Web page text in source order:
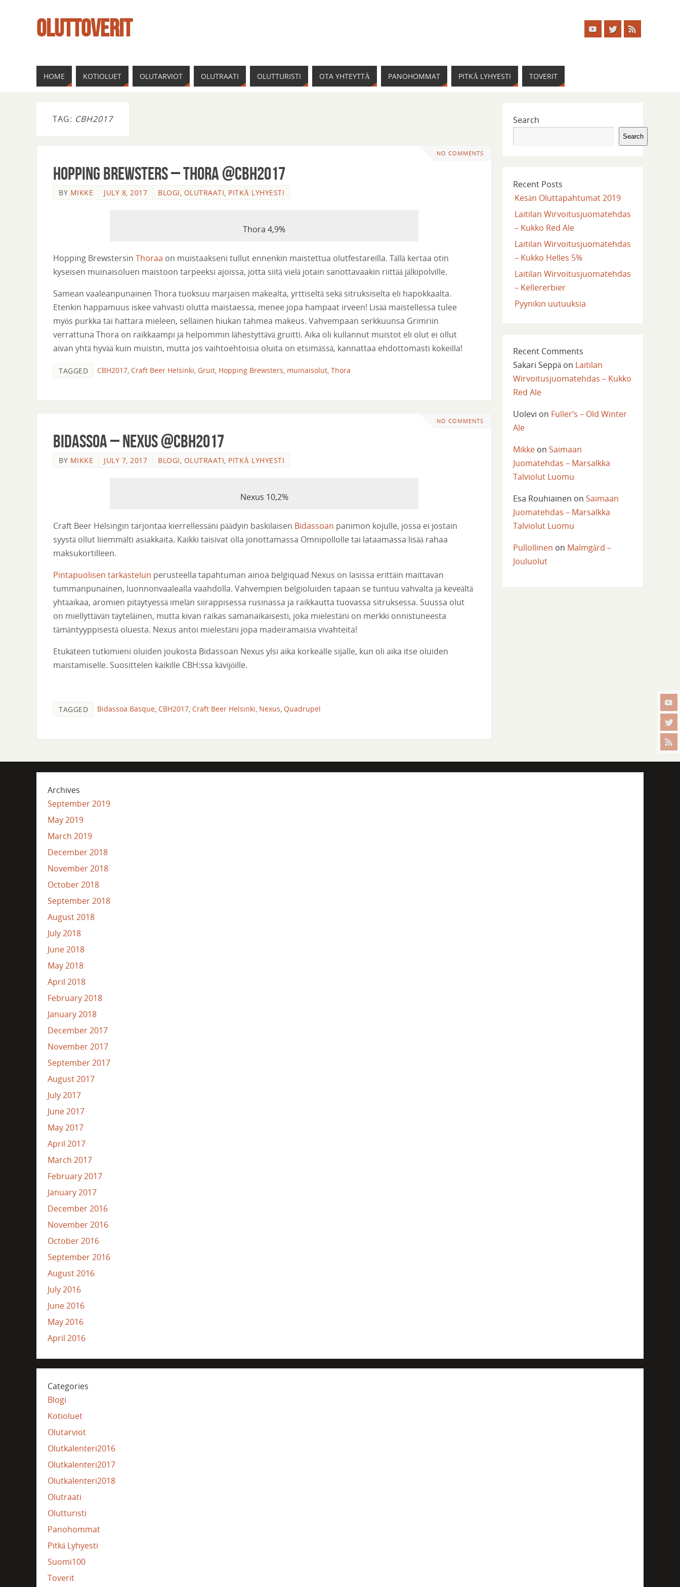
OLUTTOVERIT
HOME KOTIOLUET OLUTARVIOT OLUTRAATI OLUTTURISTI OTA YHTEYTTÄ PANOHOMMAT PITKÄ LYHYESTI TOVERIT
TAG: CBH2017
NO COMMENTS
Hopping Brewsters – Thora @CBH2017
BY MIKKE JULY 8, 2017 BLOGI, OLUTRAATI, PITKÄ LYHYESTI
Thora 4,9%
Hopping Brewstersin Thoraa on muistaakseni tullut ennenkin maistettua olutfestareilla. Tällä kertaa otin
kyseisen muinaisoluen maistoon tarpeeksi ajoissa, jotta siitä vielä jotain sanottavaakin riittää jälkipolville.
Samean vaaleanpunainen Thora tuoksuu marjaisen makealta, yrttiseltä sekä sitruksiselta eli hapokkaalta.
Etenkin happamuus iskee vahvasti olutta maistaessa, menee jopa hampaat irveen! Lisää maistellessa tulee
myös purkka tai hattara mieleen, sellainen hiukan tahmea makeus. Vahvempaan serkkuunsa Grimriin
verrattuna Thora on raikkaampi ja helpommin lähestyttävä gruitti. Aika oli kullannut muistot eli olut ei ollut
aivan yhtä hyvää kuin muistin, mutta jos vaihtoehtoisia oluita on etsimässä, kannattaa ehdottomasti kokeilla!
TAGGED CBH2017, Craft Beer Helsinki, Gruit, Hopping Brewsters, muinaisolut, Thora
NO COMMENTS
Bidassoa – Nexus @CBH2017
BY MIKKE JULY 7, 2017 BLOGI, OLUTRAATI, PITKÄ LYHYESTI
Nexus 10,2%
Craft Beer Helsingin tarjontaa kierrellessäni päädyin baskilaisen Bidassoan panimon kojulle, jossa ei jostain
syystä ollut liiemmälti asiakkaita. Kaikki taisivat olla jonottamassa Omnipollolle tai lataamassa lisää rahaa
maksukortilleen.
Pintapuolisen tarkastelun perusteella tapahtuman ainoa belgiquad Nexus on lasissa erittäin maittavan
tummanpunainen, luonnonvaalealla vaahdolla. Vahvempien belgioluiden tapaan se tuntuu vahvalta ja keveältä
yhtäaikaa, aromien pitäytyessä imelän siirappisessa rusinassa ja raikkautta tuovassa sitruksessa. Suussa olut
on miellyttävän täyteläinen, mutta kivan raikas samanaikaisesti, joka mielestäni on merkki onnistuneesta
tämäntyyppisestä oluesta. Nexus antoi mielestäni jopa madeiramaisia vivahteita!
Etukäteen tutkimieni oluiden joukosta Bidassoan Nexus ylsi aika korkealle sijalle, kun oli aika itse oluiden
maistamiselle. Suosittelen kaikille CBH:ssa kävijöille.
TAGGED Bidassoa Basque, CBH2017, Craft Beer Helsinki, Nexus, Quadrupel
Search
Search
Recent Posts
Kesän Oluttapahtumat 2019
Laitilan Wirvoitusjuomatehdas
– Kukko Red Ale
Laitilan Wirvoitusjuomatehdas
– Kukko Helles 5%
Laitilan Wirvoitusjuomatehdas
– Kellererbier
Pyynikin uutuuksia
Recent Comments
Sakari Seppäon Laitilan
Wirvoitusjuomatehdas – Kukko
Red Ale
Uolevi on Fuller’s – Old Winter
Ale
Mikkeon Saimaan
Juomatehdas – Marsalkka
Talviolut Luomu
Esa Rouhiainen on Saimaan
Juomatehdas – Marsalkka
Talviolut Luomu
Pullollinen on Malmgård –
Jouluolut
Archives
September 2019
May 2019
March 2019
December 2018
November 2018
October 2018
September 2018
August 2018
July 2018
June 2018
May 2018
April 2018
February 2018
January 2018
December 2017
November 2017
September 2017
August 2017
July 2017
June 2017
May 2017
April 2017
March 2017
February 2017
January 2017
December 2016
November 2016
October 2016
September 2016
August 2016
July 2016
June 2016
May 2016
April 2016
Categories
Blogi
Kotioluet
Olutarviot
Olutkalenteri2016
Olutkalenteri2017
Olutkalenteri2018
Olutraati
Olutturisti
Panohommat
Pitkä Lyhyesti
Suomi100
Toverit